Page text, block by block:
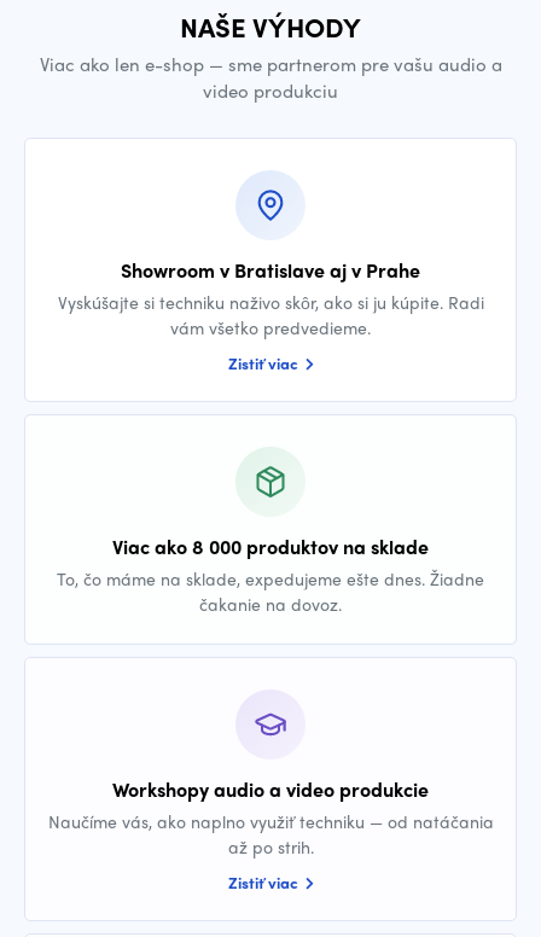
NAŠE VÝHODY
Viac ako len e-shop — sme partnerom pre vašu audio a
video produkciu
Showroom v Bratislave aj v Prahe
Vyskúšajte si techniku naživo skôr, ako si ju kúpite. Radi
vám všetko predvedieme.
Zistiť viac
Viac ako 8 000 produktov na sklade
To, čo máme na sklade, expedujeme ešte dnes. Žiadne
čakanie na dovoz.
Workshopy audio a video produkcie
Naučíme vás, ako naplno využiť techniku — od natáčania
až po strih.
Zistiť viac